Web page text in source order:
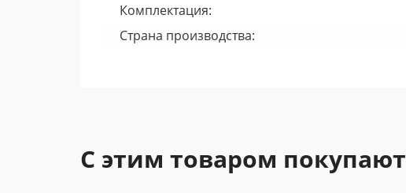
Комплектация:
Страна производства:
С этим товаром покупают